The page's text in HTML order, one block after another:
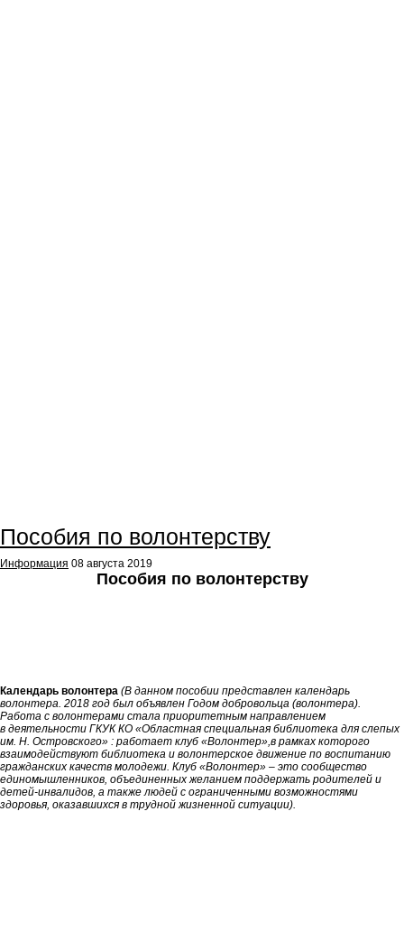
Пособия по волонтерству
Информация 08 августа 2019
Пособия по волонтерству
Календарь волонтера (В данном пособии представлен календарь
волонтера. 2018 год был объявлен Годом добровольца (волонтера).
Работа с волонтерами стала приоритетным направлением
в деятельности ГКУК КО «Областная специальная библиотека для слепых
им. Н. Островского» : работает клуб «Волонтер»,в рамках которого
взаимодействуют библиотека и волонтерское движение по воспитанию
гражданских качеств молодежи. Клуб «Волонтер» – это сообщество
единомышленников, объединенных желанием поддержать родителей и
детей-инвалидов, а также людей с ограниченными возможностями
здоровья, оказавшихся в трудной жизненной ситуации).